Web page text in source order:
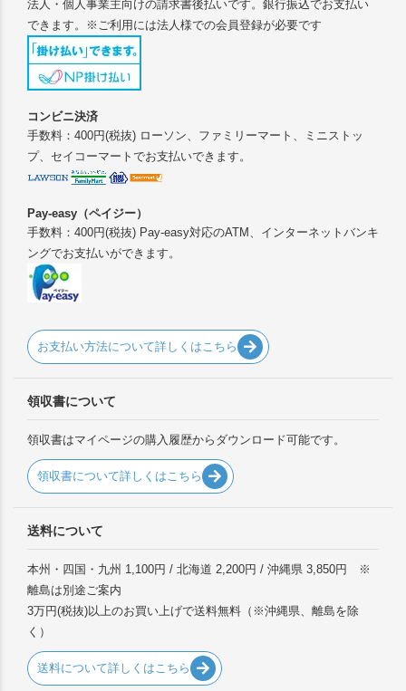
法人・個人事業主向けの請求書後払いです。銀行振込でお支払い
できます。※ご利用には法人様での会員登録が必要です
コンビニ決済
手数料：400円(税抜) ローソン、ファミリーマート、ミニストッ
プ、セイコーマートでお支払いできます。
Pay-easy（ペイジー）
手数料：400円(税抜) Pay-easy対応のATM、インターネットバンキ
ングでお支払いができます。
お支払い方法について詳しくはこちら
領収書について
領収書はマイページの購入履歴からダウンロード可能です。
領収書について詳しくはこちら
送料について
本州・四国・九州 1,100円 / 北海道 2,200円 / 沖縄県 3,850円 ※
離島は別途ご案内
3万円(税抜)以上のお買い上げで送料無料（※沖縄県、離島を除
く）
送料について詳しくはこちら